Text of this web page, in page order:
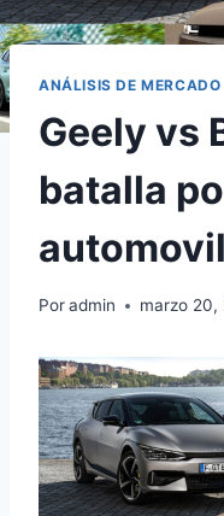
ANÁLISIS DE MERCADO
Geely vs
batalla
Poradmin marzo 20,